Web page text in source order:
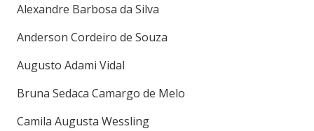
Alexandre Barbosa da Silva
Anderson Cordeiro de Souza
Augusto Adami Vidal
Bruna Sedaca Camargo de Melo
Camila Augusta Wessling